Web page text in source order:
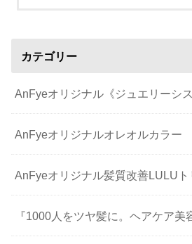
カテゴリー
AnFyeオリジナル《ジュエリーシス
AnFyeオリジナルオレオルカラー
AnFyeオリジナル髪質改善LULUト
『1000人をツヤ髪に。ヘアケア美